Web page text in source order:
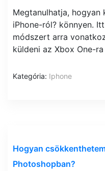
Megtanulhatja, hogyan
iPhone-ról? könnyen.
módszert arra
küldeni az Xbox One-
Kategória: Iphone
Hogyan
Photoshopban?